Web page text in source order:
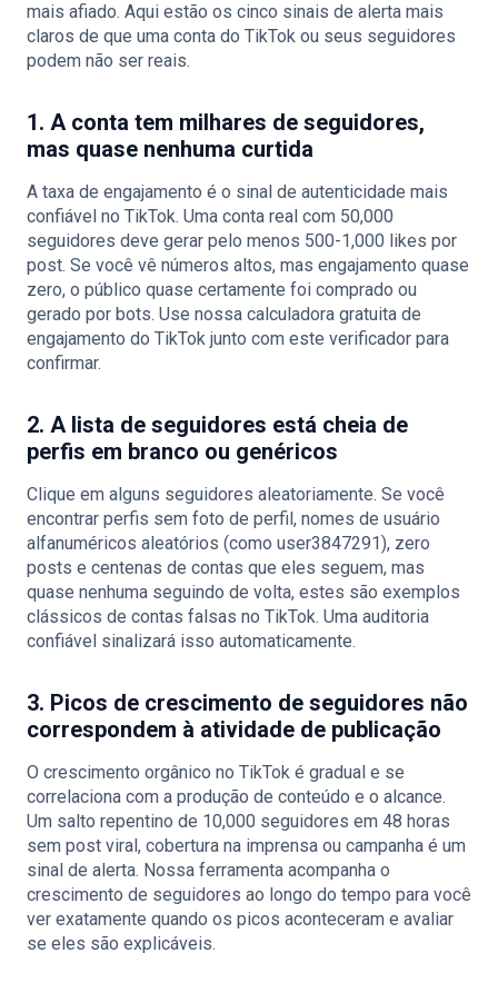
mais afiado. Aqui estão os cinco sinais de alerta mais
claros de que uma conta do TikTok ou seus seguidores
podem não ser reais.
1. A conta tem milhares de seguidores,
mas quase nenhuma curtida
A taxa de engajamento é o sinal de autenticidade mais
confiável no TikTok. Uma conta real com 50,000
seguidores deve gerar pelo menos 500-1,000 likes por
post. Se você vê números altos, mas engajamento quase
zero, o público quase certamente foi comprado ou
gerado por bots. Use nossa calculadora gratuita de
engajamento do TikTok junto com este verificador para
confirmar.
2. A lista de seguidores está cheia de
perfis em branco ou genéricos
Clique em alguns seguidores aleatoriamente. Se você
encontrar perfis sem foto de perfil, nomes de usuário
alfanuméricos aleatórios (como user3847291), zero
posts e centenas de contas que eles seguem, mas
quase nenhuma seguindo de volta, estes são exemplos
clássicos de contas falsas no TikTok. Uma auditoria
confiável sinalizará isso automaticamente.
3. Picos de crescimento de seguidores não
correspondem à atividade de publicação
O crescimento orgânico no TikTok é gradual e se
correlaciona com a produção de conteúdo e o alcance.
Um salto repentino de 10,000 seguidores em 48 horas
sem post viral, cobertura na imprensa ou campanha é um
sinal de alerta. Nossa ferramenta acompanha o
crescimento de seguidores ao longo do tempo para você
ver exatamente quando os picos aconteceram e avaliar
se eles são explicáveis.